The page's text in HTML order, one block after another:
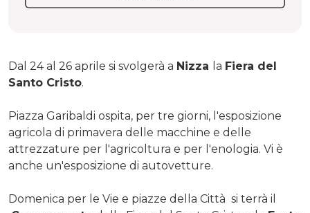
Dal 24 al 26 aprile si svolgerà a Nizza la Fiera del
Santo Cristo.
Piazza Garibaldi ospita, per tre giorni, l'esposizione
agricola di primavera delle macchine e delle
attrezzature per l'agricoltura e per l'enologia. Vi è
anche un'esposizione di autovetture.
Domenica per le Vie e piazze della Città si terrà il